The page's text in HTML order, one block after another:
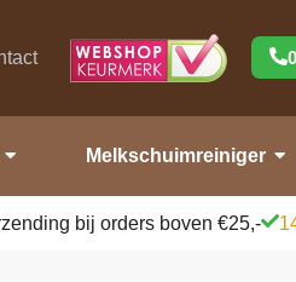
Melkschuimreiniger
bij orders boven €25,-